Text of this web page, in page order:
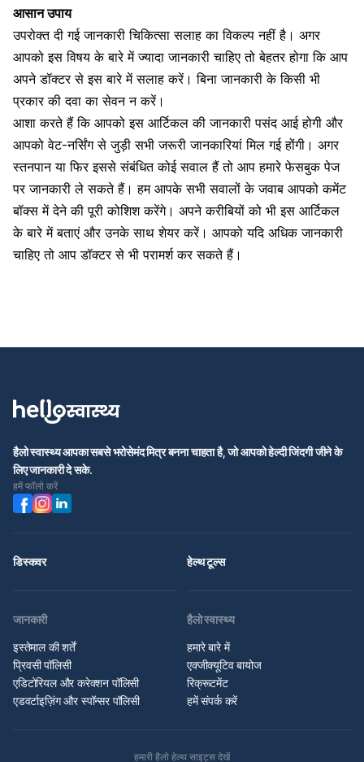
आसान उपाय
उपरोक्त दी गई जानकारी चिकित्सा सलाह का विकल्प नहीं है। अगर
आपको इस विषय के बारे में ज्यादा जानकारी चाहिए तो बेहतर होगा कि आप
अपने डॉक्टर से इस बारे में सलाह करें। बिना जानकारी के किसी भी
प्रकार की दवा का सेवन न करें।
आशा करते हैं कि आपको इस आर्टिकल की जानकारी पसंद आई होगी और
आपको वेट-नर्सिंग से जुड़ी सभी जरूरी जानकारियां मिल गई होंगी। अगर
स्तनपान या फिर इससे संबंधित कोई सवाल हैं तो आप हमारे फेसबुक पेज
पर जानकारी ले सकते हैं। हम आपके सभी सवालों के जवाब आपको कमेंट
बॉक्स में देने की पूरी कोशिश करेंगे। अपने करीबियों को भी इस आर्टिकल
के बारे में बताएं और उनके साथ शेयर करें। आपको यदि अधिक जानकारी
चाहिए तो आप डॉक्टर से भी परामर्श कर सकते हैं।
हैलो स्वास्थ्य आपका सबसे भरोसेमंद मित्र बनना चाहता है, जो आपको हेल्दी जिंदगी जीने के
लिए जानकारी दे सके.
हमें फॉलो करें
डिस्कवर हेल्थ टूल्स
जानकारी
इस्तेमाल की शर्तें
प्रिवसी पॉलिसी
एडिटोरियल और करेक्शन पॉलिसी
एडवर्टाइज़िंग और स्पॉन्सर पॉलिसी
हैलो स्वास्थ्य
हमारे बारे में
एक्जीक्यूटिव बायोज
रिक्रूटमेंट
हमें संपर्क करें
हमारी हैलो हेल्थ साइट्स देखें